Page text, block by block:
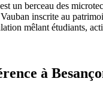
un berceau des
inscrite au
mêlant étudiants,
à